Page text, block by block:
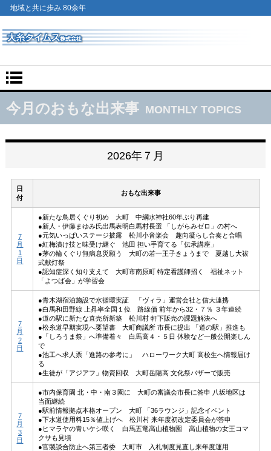
地域と共に歩み 80余年
今月のおもな出来事 MONTHLY TOPICS
2026年７月
日
付
おもな出来事
7
月
1
日
●新たな鳥居くぐり初め 大町 中綱水神社60年ぶり再建
●新人・伊藤まゆみ氏出馬表明白馬村長選 「しがらみゼロ」の村へ
●元気いっぱいステージ披露 松川小音楽会 趣向凝らし合奏と合唱
●紅梅漬け技と味受け継ぐ 池田 担い手育てる「伝承講座」
●茅の輪くぐり無病息災願う 大町の若一王子きょうまで 夏越し大祓
式献灯祭
●認知症深く知り支えて 大町市南原町 特定看護師招く 福祉ネット
「よつば会」が学習会
7
月
2
日
●青木湖宿泊施設で水循環実証 「ヴィラ」運営会社と信大連携
●白馬和田野線 上昇率全国１位 路線価 前年から32・７％ ３年連続
●道の駅に新たな直売所新築 松川村 軒下販売の課題解決へ
●松糸道早期実現へ要望書 大町商議所 市長に提出 「道の駅」推進も
●「しろうま祭」へ準備着々 白馬高４・５日 体験など一般公開楽しん
で
●池工へ求人票「進路の参考に」 ハローワーク大町 高校生へ情報届け
る
●生徒が「アジアフ」物資回収 大町岳陽高 文化祭バザーで販売
7
月
3
日
●市内保育園 北・中・南３園に 大町の審議会市長に答申 八坂地区は
当面継続
●駅前情報拠点本格オープン 大町 「36ラウンジ」記念イベント
●下水道使用料15％値上げへ 松川村 来年度初改定委員会が答申
●ヒマラヤの青いケシ咲く 白馬五竜高山植物園 高山植物の女王コマ
クサも見頃
●官製談合防止へ第三者委 大町市 入札制度見直し来年度運用